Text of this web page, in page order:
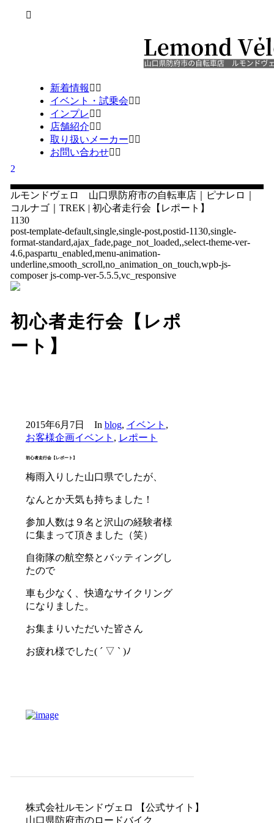
新着情報
イベント・試乗会
インプレ
店舗紹介
取り扱いメーカー
お問い合わせ
ルモンドヴェロ 山口県防府市の自転車店｜ピナレロ｜
コルナゴ｜TREK | 初心者走行会【レポート】
1130
post-template-default,single,single-post,postid-1130,single-
format-standard,ajax_fade,page_not_loaded,,select-theme-ver-
4.6,paspartu_enabled,menu-animation-
underline,smooth_scroll,no_animation_on_touch,wpb-js-
composer js-comp-ver-5.5.5,vc_responsive
初心者走行会【レポ
ート】
2015年6月7日 In blog, イベント ,
お客様企画イベント , レポート
初心者走行会【レポート】
梅雨入りした山口県でしたが、
なんとか天気も持ちました！
参加人数は９名と沢山の経験者様
に集まって頂きました（笑）
自衛隊の航空祭とバッティングし
たので
車も少なく、快適なサイクリング
になりました。
お集まりいただいた皆さん
お疲れ様でした( ´ ▽ ` )ﾉ
株式会社ルモンドヴェロ 【公式サイト】
山口県防府市のロードバイク